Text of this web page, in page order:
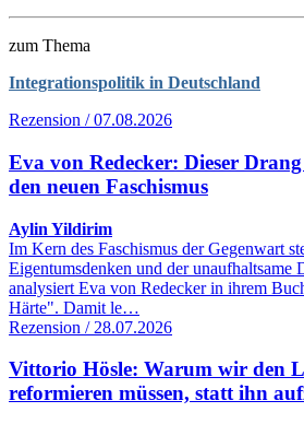
zum Thema
Integrationspolitik in Deutschland
Rezension / 07.08.2026
Eva von Redecker: Dieser
den neuen Faschismus
Aylin Yildirim
Im Kern des Faschismus der Gegenwart
Eigentumsdenken und der unaufhaltsame
analysiert Eva von Redecker in ihrem
Härte". Damit le…
Rezension / 28.07.2026
Vittorio Hösle: Warum wir den
reformieren müssen, statt ihn